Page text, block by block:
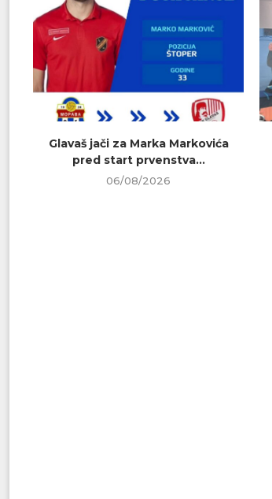
Glavaš jači za Marka Markovića
pred start prvenstva...
06/08/2026